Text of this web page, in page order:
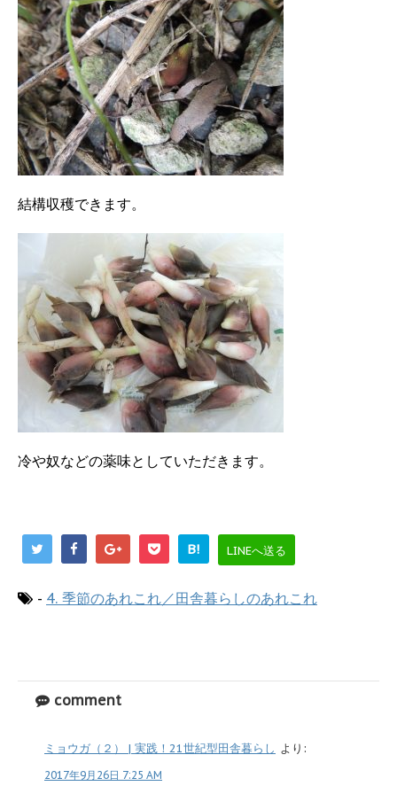
結構収穫できます。
冷や奴などの薬味としていただきます。
B! LINEへ送る
- 4. 季節のあれこれ／田舎暮らしのあれこれ
comment
ミョウガ（２） | 実践！21世紀型田舎暮らし より:
2017年9月26日 7:25 AM